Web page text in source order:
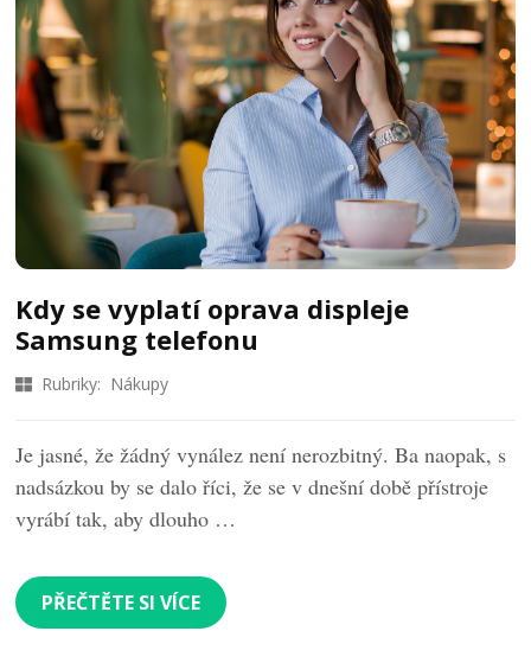
Kdy se vyplatí oprava displeje
Samsung telefonu
Rubriky: Nákupy
Je jasné, že žádný vynález není nerozbitný. Ba naopak, s
nadsázkou by se dalo říci, že se v dnešní době přístroje
vyrábí tak, aby dlouho …
PŘEČTĚTE SI VÍCE